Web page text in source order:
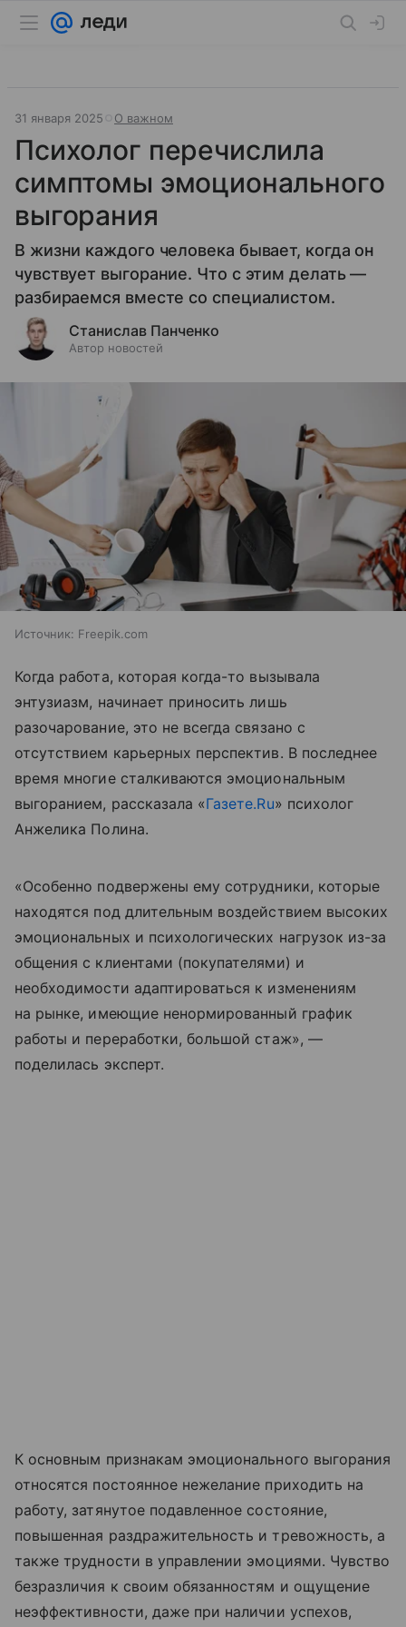
31 января 2025 О важном
Психолог перечислила
симптомы эмоционального
выгорания
В жизни каждого человека бывает, когда он
чувствует выгорание. Что с этим делать —
разбираемся вместе со специалистом.
Станислав Панченко
Автор новостей
Источник: Freepik.com
Когда работа, которая когда-то вызывала
энтузиазм, начинает приносить лишь
разочарование, это не всегда связано с
отсутствием карьерных перспектив. В последнее
время многие сталкиваются эмоциональным
выгоранием, рассказала «Газете.Ru» психолог
Анжелика Полина.
«Особенно подвержены ему сотрудники, которые
находятся под длительным воздействием высоких
эмоциональных и психологических нагрузок из-за
общения с клиентами (покупателями) и
необходимости адаптироваться к изменениям
на рынке, имеющие ненормированный график
работы и переработки, большой стаж», —
поделилась эксперт.
К основным признакам эмоционального выгорания
относятся постоянное нежелание приходить на
работу, затянутое подавленное состояние,
повышенная раздражительность и тревожность, а
также трудности в управлении эмоциями. Чувство
безразличия к своим обязанностям и ощущение
неэффективности, даже при наличии успехов,